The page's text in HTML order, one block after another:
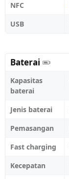
NFC
USB
Baterai
Kapasitas
baterai
Jenis baterai
Pemasangan
Fast charging
Kecepatan